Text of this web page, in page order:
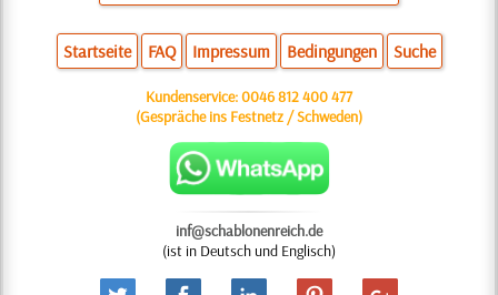
Startseite FAQ Impressum Bedingungen Suche
Kundenservice:0046 812 400 477
(Gespräche ins Festnetz / Schweden)
inf@schablonenreich.de
(ist in Deutsch und Englisch)